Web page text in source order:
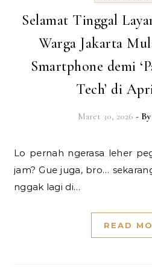
Selamat Tinggal
Warga Jakarta
Smartphone demi
Tech’ di
Maret 30, 2026 - By
Lo pernah ngerasa leher pegel abis scroll TikTok 1
jam? Gue juga, bro…
nggak lagi di…
READ